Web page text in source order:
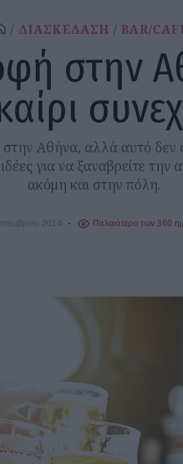
ΔΙΑΣΚΕΔΑΣΗ BAR/
στην
Αθήνα, αλλά αυτό δεν
ιδέες για να ξαναβρείτε
ακόμη και στην πόλη.
2014 Παλαιότερο των 360